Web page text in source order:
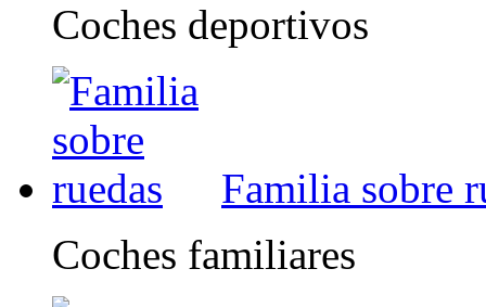
Coches deportivos
Familia sobre
Coches familiares